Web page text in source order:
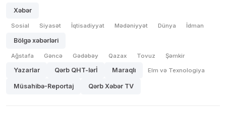
Xəbər
Sosial Siyasət İqtisadiyyat Mədəniyyət Dünya İdman
Bölgə xəbərləri
Ağstafa Gəncə Gədəbəy Qazax Tovuz Şəmkir
Yazarlar Qərb QHT-lərİ Maraqlı Elm və Texnologiya
Müsahibə-Reportaj Qərb Xəbər TV